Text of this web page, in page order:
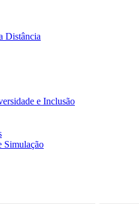
Distância
e Inclusão
Simulação